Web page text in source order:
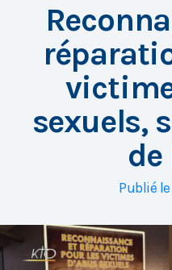
sexuels,
Publié